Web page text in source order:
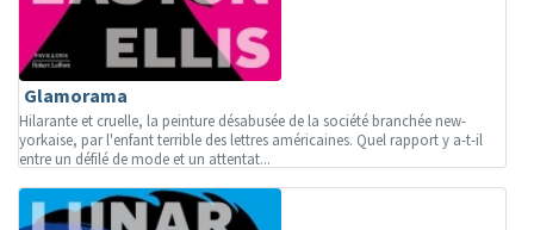
Glamorama
Hilarante et cruelle, la peinture désabusée de la société branchée new-
yorkaise, par l'enfant terrible des lettres américaines. Quel rapport y a-t-il
entre un défilé de mode et un attentat...